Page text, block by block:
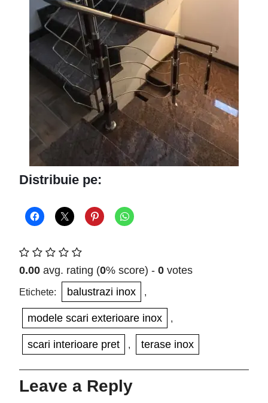
Distribuie pe:
0.00 avg. rating (0% score) - 0 votes
Etichete: balustrazi inox ,
modele scari exterioare inox ,
scari interioare pret , terase inox
Leave a Reply